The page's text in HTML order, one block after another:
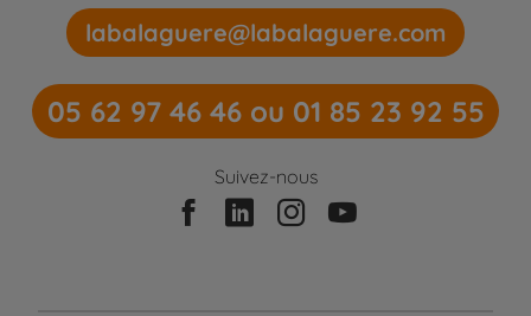
labalaguere@labalaguere.com
05 62 97 46 46 ou 01 85 23 92 55
Suivez-nous